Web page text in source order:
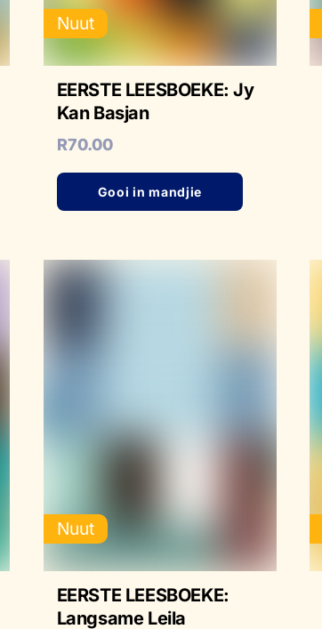
Nuut
EERSTE LEESBOEKE: Jy
Kan Basjan
R70.00
Gooi in mandjie
Nuut
EERSTE LEESBOEKE:
Langsame Leila